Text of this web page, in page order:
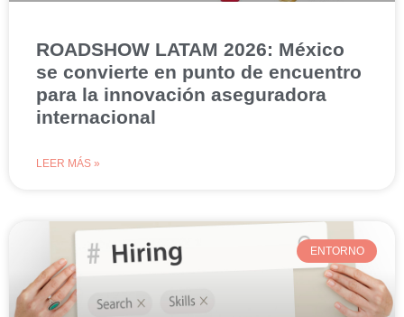
ROADSHOW LATAM 2026: México
se convierte en punto de encuentro
para la innovación aseguradora
internacional
LEER MÁS »
ENTORNO